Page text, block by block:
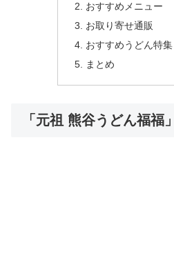
おすすめメニュー
お取り寄せ通販
おすすめうどん特集
まとめ
「元祖 熊谷うどん福福